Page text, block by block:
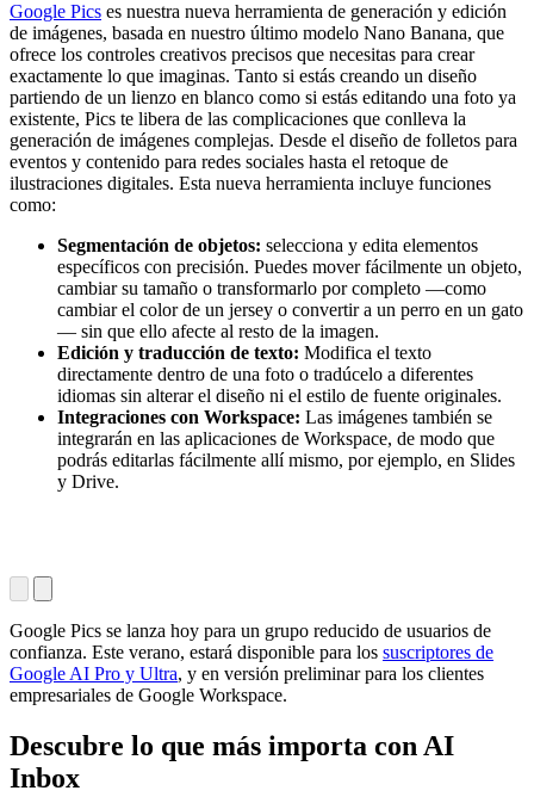
Google Pics es nuestra nueva herramienta de generación y edición
de imágenes, basada en nuestro último modelo Nano Banana, que
ofrece los controles creativos precisos que necesitas para crear
exactamente lo que imaginas. Tanto si estás creando un diseño
partiendo de un lienzo en blanco como si estás editando una foto ya
existente, Pics te libera de las complicaciones que conlleva la
generación de imágenes complejas. Desde el diseño de folletos para
eventos y contenido para redes sociales hasta el retoque de
ilustraciones digitales. Esta nueva herramienta incluye funciones
como:
Segmentación de objetos: selecciona y edita elementos
específicos con precisión. Puedes mover fácilmente un objeto,
cambiar su tamaño o transformarlo por completo —como
cambiar el color de un jersey o convertir a un perro en un gato
— sin que ello afecte al resto de la imagen.
Edición y traducción de texto: Modifica el texto
directamente dentro de una foto o tradúcelo a diferentes
idiomas sin alterar el diseño ni el estilo de fuente originales.
Integraciones con Workspace: Las imágenes también se
integrarán en las aplicaciones de Workspace, de modo que
podrás editarlas fácilmente allí mismo, por ejemplo, en Slides
y Drive.
Google Pics se lanza hoy para un grupo reducido de usuarios de
confianza. Este verano, estará disponible para los suscriptores de
Google AI Pro y Ultra, y en versión preliminar para los clientes
empresariales de Google Workspace.
Descubre lo que más importa con AI
Inbox